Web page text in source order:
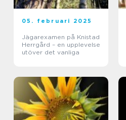
05. februari 2025
Jägarexamen på Knistad
Herrgård – en upplevelse
utöver det vanliga